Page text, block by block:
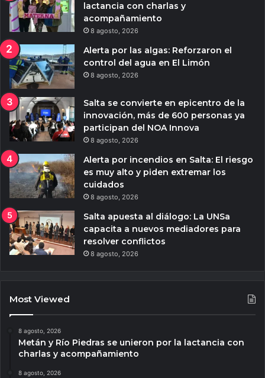
lactancia con charlas y
acompañamiento
8 agosto, 2026
Alerta por las algas: Reforzaron el
control del agua en El Limón
8 agosto, 2026
Salta se convierte en epicentro de la
innovación, más de 600 personas ya
participan del NOA Innova
8 agosto, 2026
Alerta por incendios en Salta: El riesgo
es muy alto y piden extremar los
cuidados
8 agosto, 2026
Salta apuesta al diálogo: La UNSa
capacita a nuevos mediadores para
resolver conflictos
8 agosto, 2026
Most Viewed
8 agosto, 2026
Metán y Río Piedras se unieron por la lactancia con
charlas y acompañamiento
8 agosto, 2026